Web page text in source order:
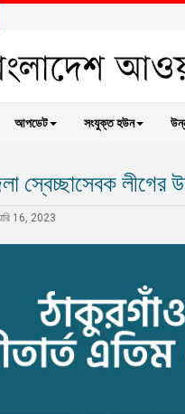
আপডেট সংযুক্ত হউন
স্বেচ্ছাসেবক লীগের
16, 2023